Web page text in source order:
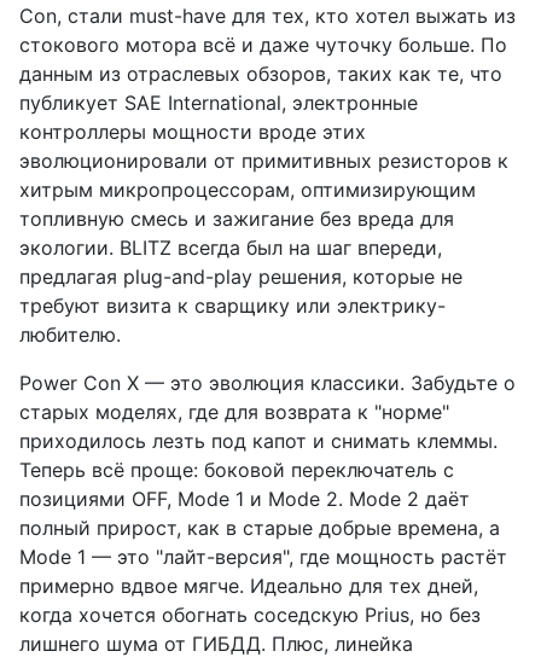
Con, стали must-have для тех, кто хотел выжать из
стокового мотора всё и даже чуточку больше. По
данным из отраслевых обзоров, таких как те, что
публикует SAE International, электронные
контроллеры мощности вроде этих
эволюционировали от примитивных резисторов к
хитрым микропроцессорам, оптимизирующим
топливную смесь и зажигание без вреда для
экологии. BLITZ всегда был на шаг впереди,
предлагая plug-and-play решения, которые не
требуют визита к сварщику или электрику-
любителю.
Power Con X — это эволюция классики. Забудьте о
старых моделях, где для возврата к "норме"
приходилось лезть под капот и снимать клеммы.
Теперь всё проще: боковой переключатель с
позициями OFF, Mode 1 и Mode 2. Mode 2 даёт
полный прирост, как в старые добрые времена, а
Mode 1 — это "лайт-версия", где мощность растёт
примерно вдвое мягче. Идеально для тех дней,
когда хочется обогнать соседскую Prius, но без
лишнего шума от ГИБДД. Плюс, линейка